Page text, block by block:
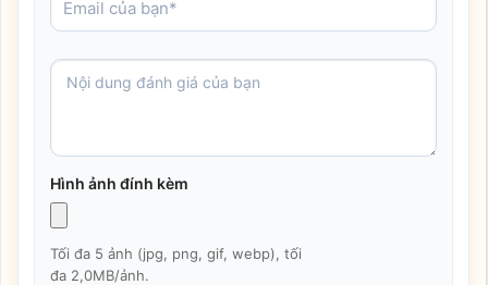
Hình ảnh đính kèm
Tối đa 5 ảnh (jpg, png, gif, webp), tối
đa 2,0MB/ảnh.